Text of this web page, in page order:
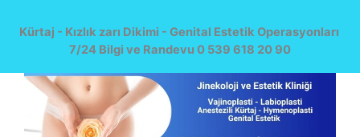
Kürtaj - Kızlık zarı Dikimi - Genital Estetik Operasyonları
7/24 Bilgi ve Randevu 0 539 618 20 90